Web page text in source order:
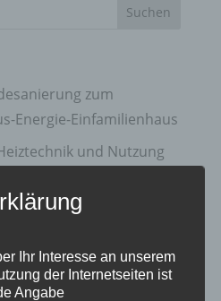
zum
Energie-Einfamilienhaus
und Nutzung
–
vielen besonderen
Ihr Interesse an unserem
der Internetseiten ist
Angabe